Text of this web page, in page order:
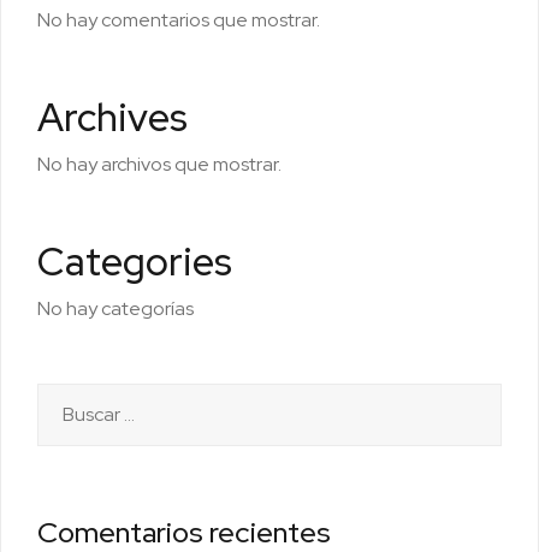
No hay comentarios que mostrar.
Archives
No hay archivos que mostrar.
Categories
No hay categorías
Comentarios recientes